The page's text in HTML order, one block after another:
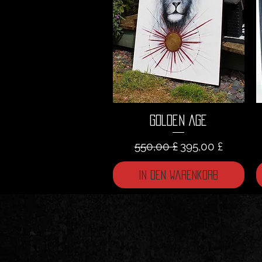
Golden Age
Standardpreis
550,00 £ Sale-Preis
395,00 £
In den Warenkorb